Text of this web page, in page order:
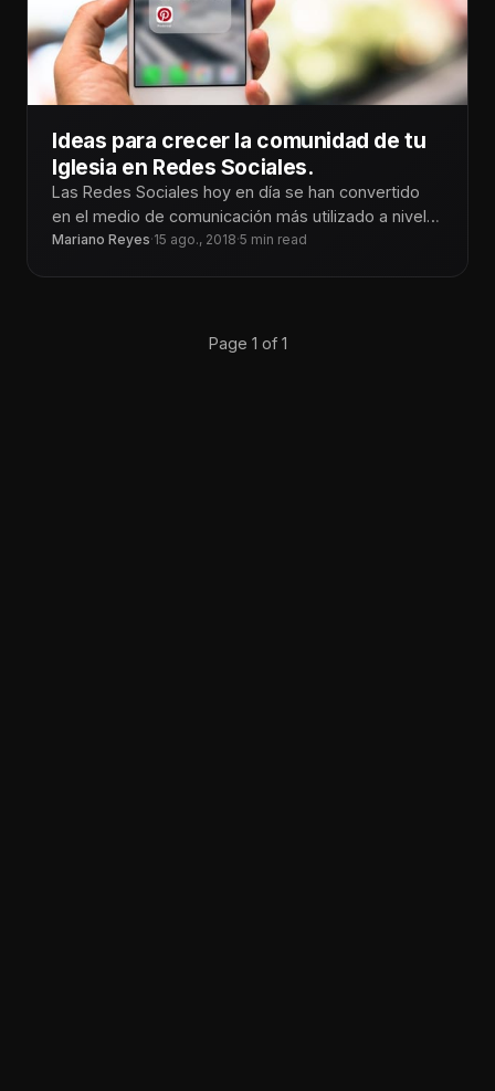
Ideas para crecer la comunidad de tu
Iglesia en Redes Sociales.
Las Redes Sociales hoy en día se han convertido
en el medio de comunicación más utilizado a nivel
global. La
Mariano Reyes·15 ago., 2018·5 min read
Page 1 of 1